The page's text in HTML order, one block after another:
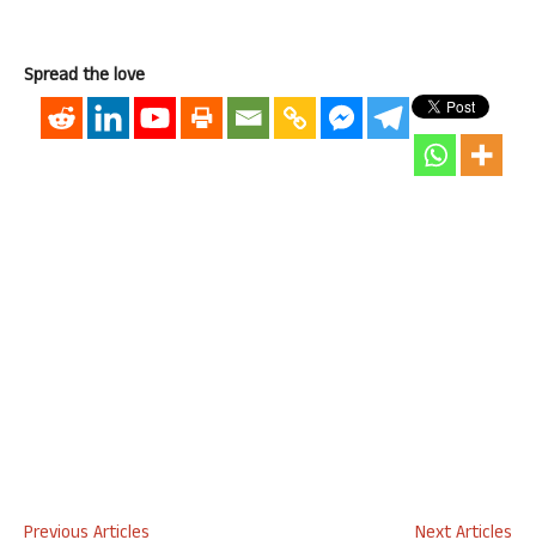
Spread the love
Previous Articles
Next Articles